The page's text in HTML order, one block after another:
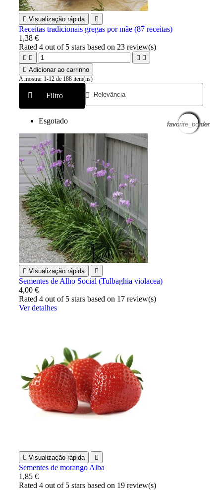
 Visualização rápida 
Receitas tradicionais gregas por mãe (87 receitas)
1,38 €
Rated4 out of 5 stars based on 23 review(s)
   
 Adicionar ao carrinho
Filtro
A mostrar 1-12 de 188 item(ns)
Esgotado favorite_border
 Visualização rápida 
Sementes de Alho Social (Tulbaghia violacea)
4,00 €
Rated4 out of 5 stars based on 17 review(s)
Ver detalhes
favorite_border
 Visualização rápida 
Sementes de morango Alba
1,85 €
Rated4 out of 5 stars based on 19 review(s)
favorite_border
favorite_border
favorite_border
favorite_border
favorite_border
favorite_border
favorite_border
favorite_border
favorite_border
favorite_border